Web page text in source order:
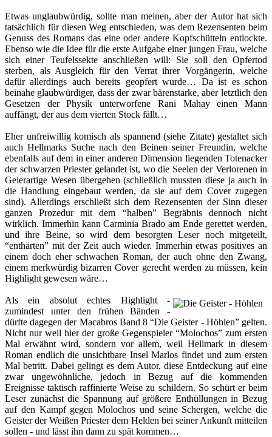
Etwas unglaubwürdig, sollte man meinen, aber der Autor hat sich
tatsächlich für diesen Weg entschieden, was dem Rezensenten beim
Genuss des Romans das eine oder andere Kopfschütteln entlockte.
Ebenso wie die Idee für die erste Aufgabe einer jungen Frau, welche
sich einer Teufelssekte anschließen will: Sie soll den Opfertod
sterben, als Ausgleich für den Verrat ihrer Vorgängerin, welche
dafür allerdings auch bereits geopfert wurde… Da ist es schon
beinahe glaubwürdiger, dass der zwar bärenstarke, aber letztlich den
Gesetzen der Physik unterworfene Rani Mahay einen Mann
auffängt, der aus dem vierten Stock fällt…
Eher unfreiwillig komisch als spannend (siehe Zitate) gestaltet sich
auch Hellmarks Suche nach den Beinen seiner Freundin, welche
ebenfalls auf dem in einer anderen Dimension liegenden Totenacker
der schwarzen Priester gelandet ist, wo die Seelen der Verlorenen in
Geierartige Wesen übergehen (schließlich mussten diese ja auch in
die Handlung eingebaut werden, da sie auf dem Cover zugegen
sind). Allerdings erschließt sich dem Rezensenten der Sinn dieser
ganzen Prozedur mit dem “halben” Begräbnis dennoch nicht
wirklich. Immerhin kann Carminia Brado am Ende gerettet werden,
und ihre Beine, so wird dem besorgten Leser noch mitgeteilt,
“enthärten” mit der Zeit auch wieder. Immerhin etwas positives an
einem doch eher schwachen Roman, der auch ohne den Zwang,
einem merkwürdig bizarren Cover gerecht werden zu müssen, kein
Highlight gewesen wäre…
Als ein absolut echtes Highlight -
zumindest unter den frühen Bänden -
dürfte dagegen der Macabros Band 8 “Die Geister - Höhlen”gelten.
Nicht nur weil hier der große Gegenspieler “Molochos” zum ersten
Mal erwähnt wird, sondern vor allem, weil Hellmark in diesem
Roman endlich die unsichtbare Insel Marlos findet und zum ersten
Mal betritt. Dabei gelingt es dem Autor, diese Entdeckung auf eine
zwar ungewöhnliche, jedoch in Bezug auf die kommenden
Ereignisse taktisch raffinierte Weise zu schildern. So schürt er beim
Leser zunächst die Spannung auf größere Enthüllungen in Bezug
auf den Kampf gegen Molochos und seine Schergen, welche die
Geister der Weißen Priester dem Helden bei seiner Ankunft mitteilen
sollen - und lässt ihn dann zu spät kommen…